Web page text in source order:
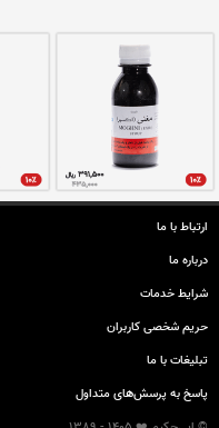
ابن سینا
ارتباط با ما
درباره ما
شرایط خدمات
حريم شخصی كاربران
تبليغات با ما
پاسخ به پرسش‌های متداول